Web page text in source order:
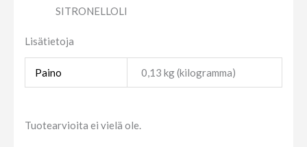
SITRONELLOLI
Lisätietoja
Paino 0,13 kg (kilogramma)
Tuotearvioita ei vielä ole.